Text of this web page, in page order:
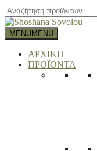
MENUMENU
ΑΡΧΙΚΗ
ΠΡΟΪΟΝΤΑ